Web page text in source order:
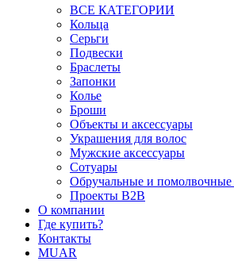
ВСЕ КАТЕГОРИИ
Кольца
Серьги
Подвески
Браслеты
Запонки
Колье
Броши
Объекты и аксессуары
Украшения для волос
Мужские аксессуары
Сотуары
Обручальные и помолвочные
Проекты B2B
О компании
Где купить?
Контакты
MUAR